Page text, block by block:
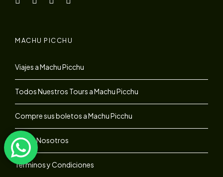
MACHU PICCHU
Viajes a Machu Picchu
Todos Nuestros Tours a Machu Picchu
Compre sus boletos a Machu Picchu
Sobre Nosotros
Términos y Condiciones